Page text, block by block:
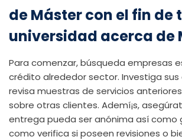
de Máster con el fin de
universidad acerca de
Para comenzar, búsqueda empresas
crédito alrededor sector. Investiga
revisa muestras de servicios
sobre otras clientes. Ademí¡s,
entrega pueda ser anónima así­
como verifica si poseen revisiones o